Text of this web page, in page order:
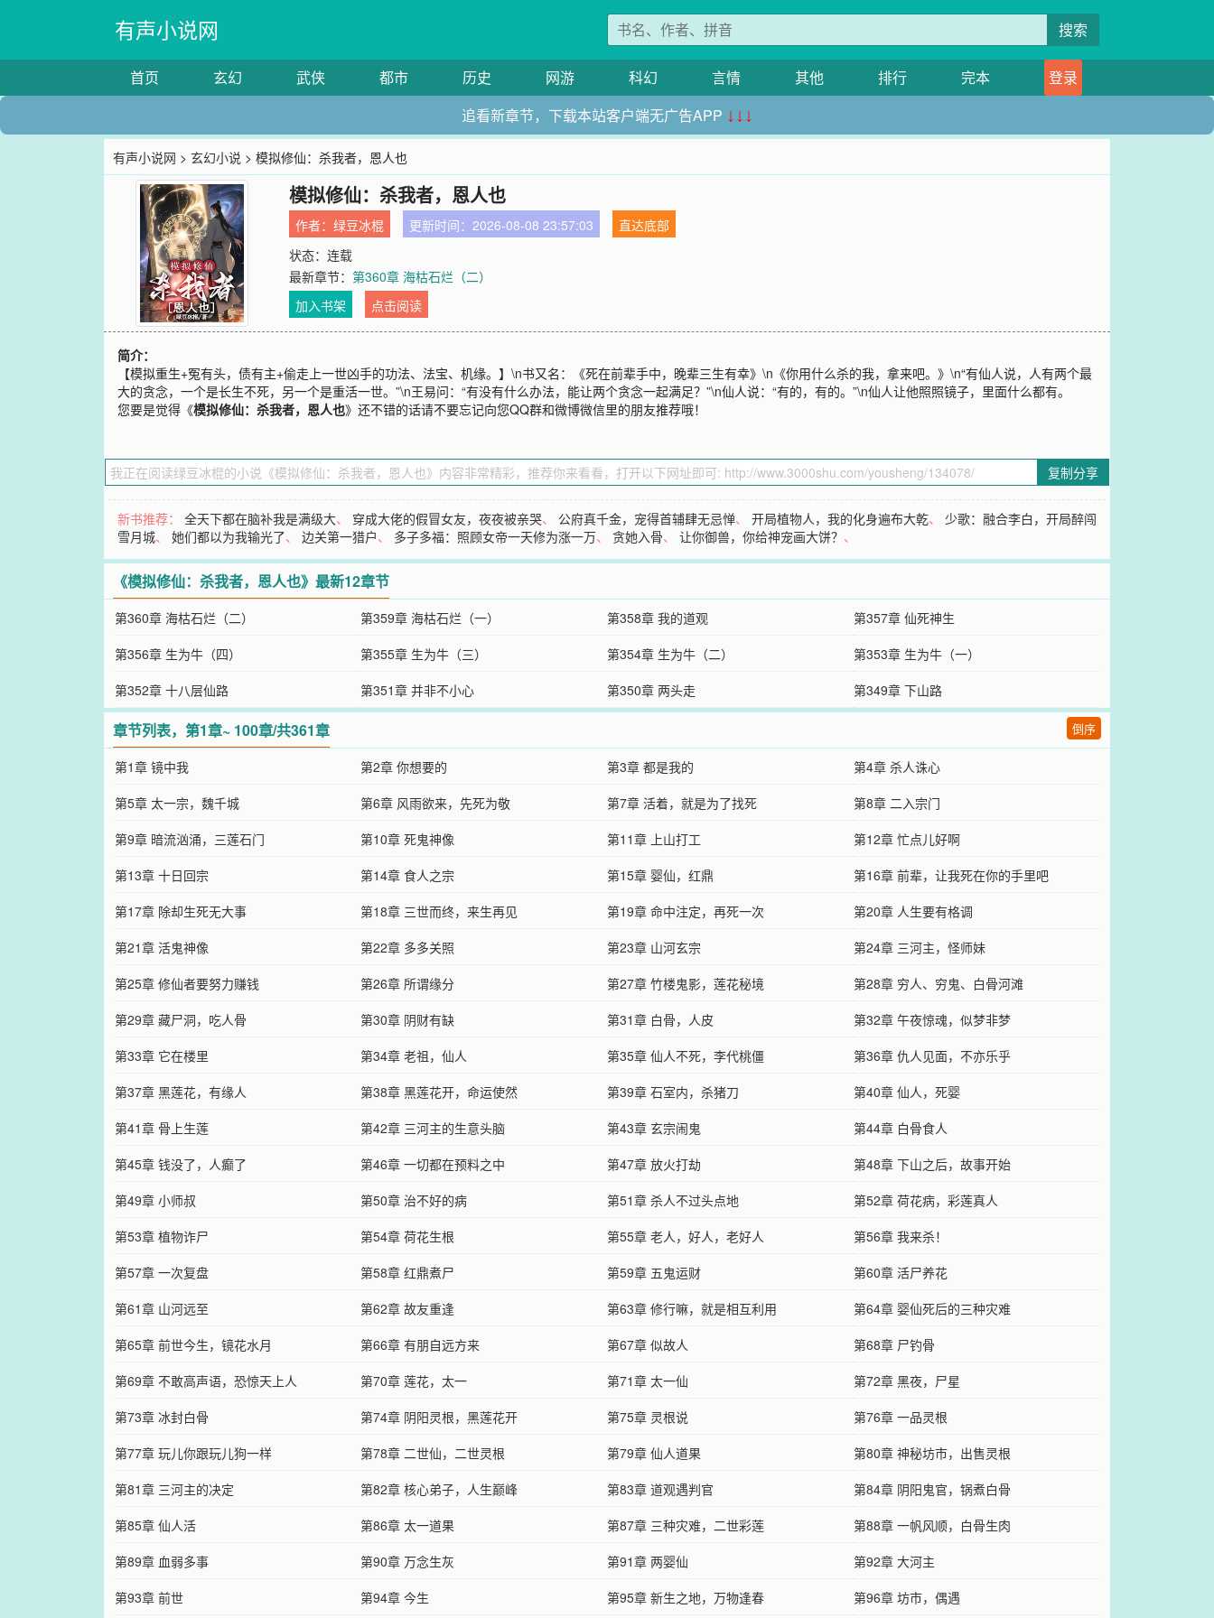
有声小说网 搜索
首页 玄幻 武侠 都市 历史 网游 科幻 言情 其他 排行 完本
登录
追看新章节，下载本站客户端无广告APP ↓↓↓
有声小说网 >玄幻小说 > 模拟修仙：杀我者，恩人也
模拟修仙：杀我者，恩人也
作者：绿豆冰棍 更新时间：2026-08-08 23:57:03
直达底部
状态：连载
最新章节：第360章 海枯石烂（二）
加入书架
点击阅读
简介：
【模拟重生+冤有头，债有主+偷走上一世凶手的功法、法宝、机缘。】\n书又名：《死在前辈手中，晚辈三生有幸》\n《你用什么杀的我，拿来吧。》\n“有仙人说，人有两个最
大的贪念，一个是长生不死，另一个是重活一世。”\n王易问：“有没有什么办法，能让两个贪念一起满足？”\n仙人说：“有的，有的。”\n仙人让他照照镜子，里面什么都有。
您要是觉得《模拟修仙：杀我者，恩人也》还不错的话请不要忘记向您QQ群和微博微信里的朋友推荐哦！
复制分享
新书推荐：全天下都在脑补我是满级大、 穿成大佬的假冒女友，夜夜被亲哭、 公府真千金，宠得首辅肆无忌惮、开局植物人，我的化身遍布大乾、 少歌：融合李白，开局醉闯
雪月城、她们都以为我输光了、边关第一猎户、 多子多福：照顾女帝一天修为涨一万、贪她入骨、让你御兽，你给神宠画大饼？ 、
《模拟修仙：杀我者，恩人也》最新12章节
第360章 海枯石烂（二） 第359章 海枯石烂（一） 第358章 我的道观
第357章 仙死神生
第356章 生为牛（四）
第355章 生为牛（三） 第354章 生为牛（二）
第353章 生为牛（一）
第352章 十八层仙路
第351章 并非不小心 第350章 两头走 第349章 下山路
章节列表，第1章~ 100章/共361章 倒序
第1章 镜中我 第2章 你想要的 第3章 都是我的
第4章 杀人诛心
第5章 太一宗，魏千城
第6章 风雨欲来，先死为敬 第7章 活着，就是为了找死
第8章 二入宗门
第9章 暗流汹涌，三莲石门
第10章 死鬼神像 第11章 上山打工
第12章 忙点儿好啊
第13章 十日回宗
第14章 食人之宗 第15章 婴仙，红鼎
第16章 前辈，让我死在你的手里吧
第17章 除却生死无大事
第18章 三世而终，来生再见 第19章 命中注定，再死一次
第20章 人生要有格调
第21章 活鬼神像
第22章 多多关照 第23章 山河玄宗
第24章 三河主，怪师妹
第25章 修仙者要努力赚钱
第26章 所谓缘分 第27章 竹楼鬼影，莲花秘境
第28章 穷人、穷鬼、白骨河滩
第29章 藏尸洞，吃人骨
第30章 阴财有缺 第31章 白骨，人皮
第32章 午夜惊魂，似梦非梦
第33章 它在楼里
第34章 老祖，仙人 第35章 仙人不死，李代桃僵
第36章 仇人见面，不亦乐乎
第37章 黑莲花，有缘人
第38章 黑莲花开，命运使然 第39章 石室内，杀猪刀
第40章 仙人，死婴
第41章 骨上生莲
第42章 三河主的生意头脑 第43章 玄宗闹鬼
第44章 白骨食人
第45章 钱没了，人癫了
第46章 一切都在预料之中 第47章 放火打劫
第48章 下山之后，故事开始
第49章 小师叔
第50章 治不好的病 第51章 杀人不过头点地
第52章 荷花病，彩莲真人
第53章 植物诈尸
第54章 荷花生根 第55章 老人，好人，老好人
第56章 我来杀！
第57章 一次复盘
第58章 红鼎煮尸 第59章 五鬼运财
第60章 活尸养花
第61章 山河远至
第62章 故友重逢 第63章 修行嘛，就是相互利用
第64章 婴仙死后的三种灾难
第65章 前世今生，镜花水月
第66章 有朋自远方来 第67章 似故人
第68章 尸钓骨
第69章 不敢高声语，恐惊天上人
第70章 莲花，太一 第71章 太一仙
第72章 黑夜，尸星
第73章 冰封白骨
第74章 阴阳灵根，黑莲花开 第75章 灵根说
第76章 一品灵根
第77章 玩儿你跟玩儿狗一样
第78章 二世仙，二世灵根 第79章 仙人道果
第80章 神秘坊市，出售灵根
第81章 三河主的决定
第82章 核心弟子，人生巅峰 第83章 道观遇判官
第84章 阴阳鬼官，锅煮白骨
第85章 仙人活
第86章 太一道果 第87章 三种灾难，二世彩莲
第88章 一帆风顺，白骨生肉
第89章 血弱多事
第90章 万念生灰 第91章 两婴仙
第92章 大河主
第93章 前世
第94章 今生 第95章 新生之地，万物逢春 第96章 坊市，偶遇